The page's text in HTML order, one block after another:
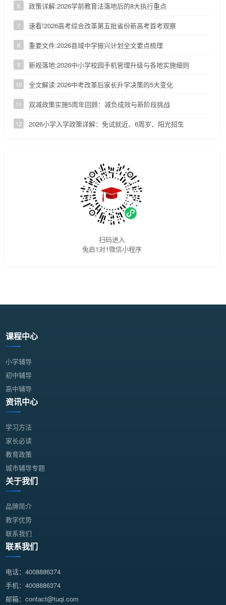
6 政策详解:2026学前教育法落地后的8大执行重点
7 速看!2026高考综合改革第五批省份新高考首考观察
8 重要文件:2026县域中学振兴计划全文要点梳理
9 新规落地:2026中小学校园手机管理升级与各地实施细则
10 全文解读:2026中考改革后家长升学决策的5大变化
11 双减政策实施5周年回顾：减负成效与新阶段挑战
12 2026小学入学政策详解：免试就近、6周岁、阳光招生
扫码进入
兔启1对1微信小程序
课程中心
小学辅导
初中辅导
高中辅导
资讯中心
学习方法
家长必读
教育政策
城市辅导专题
关于我们
品牌简介
教学优势
联系我们
联系我们
电话：4008886374
手机：4008886374
邮箱：contact@tuqi.com